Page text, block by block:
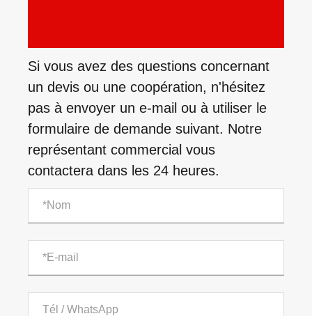
Si vous avez des questions concernant
un devis ou une coopération, n'hésitez
pas à envoyer un e-mail ou à utiliser le
formulaire de demande suivant. Notre
représentant commercial vous
contactera dans les 24 heures.